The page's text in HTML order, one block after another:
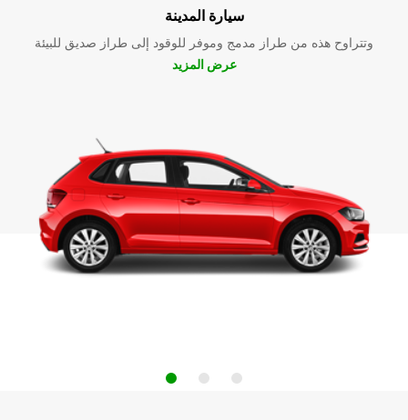
سيارة المدينة
وتتراوح هذه من طراز مدمج وموفر للوقود إلى طراز صديق للبيئة
عرض المزيد